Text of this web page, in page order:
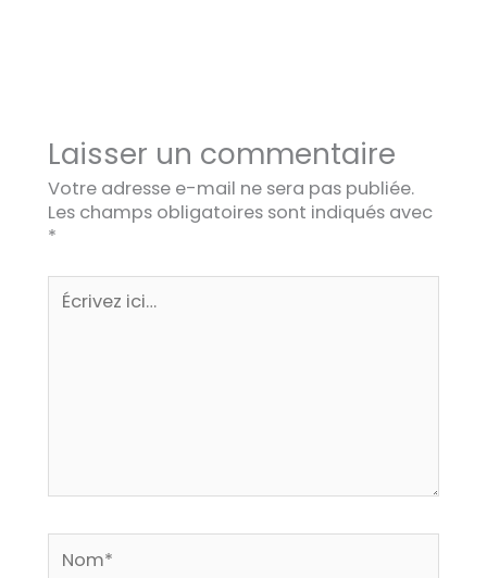
Laisser un commentaire
Votre adresse e-mail ne sera pas publiée.
Les champs obligatoires sont indiqués avec
*
Écrivez
ici…